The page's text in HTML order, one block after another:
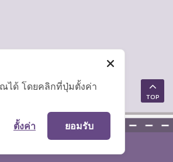
TOP
ได้ โดยคลิกที่ปุ่มตั้งค่า
ยอมรับ
ตั้งค่า